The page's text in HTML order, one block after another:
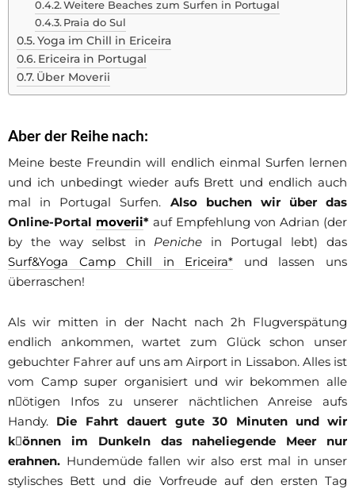
Weitere Beaches zum Surfen in Portugal
Praia do Sul
Yoga im Chill in Ericeira
Ericeira in Portugal
Über Moverii
Aber der Reihe nach:
Meine beste Freundin will endlich einmal Surfen lernen
und ich unbedingt wieder aufs Brett und endlich auch
mal in Portugal Surfen. Also buchen wir über das
Online-Portal moverii* auf Empfehlung von Adrian (der
by the way selbst in Peniche in Portugal lebt) das
Surf&Yoga Camp Chill in Ericeira* und lassen uns
überraschen!
Als wir mitten in der Nacht nach 2h Flugverspätung
endlich ankommen, wartet zum Glück schon unser
gebuchter Fahrer auf uns am Airport in Lissabon. Alles ist
vom Camp super organisiert und wir bekommen alle
nِötigen Infos zu unserer nächtlichen Anreise aufs
Handy. Die Fahrt dauert gute 30 Minuten und wir
kِönnen im Dunkeln das naheliegende Meer nur
erahnen. Hundemüde fallen wir also erst mal in unser
stylisches Bett und die Vorfreude auf den ersten Tag